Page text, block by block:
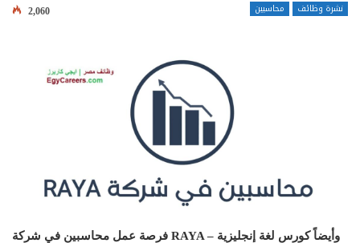
محاسبين نشرة وظائف 2,060
فرصة عمل محاسبين في شركة RAYA – وأيضاً كورس لغة إنجليزية